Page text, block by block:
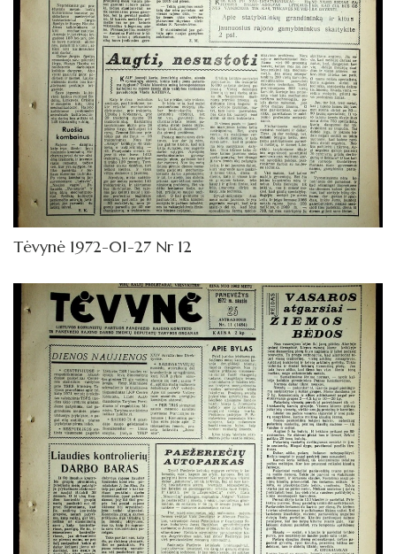
1967
1966
1965
1964
1963
1962
Knygos
Tėvynė 1972-01-27 Nr 12